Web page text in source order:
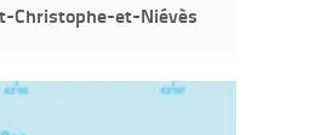
Christophe-et-Niévès